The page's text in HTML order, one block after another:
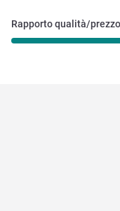
Rapporto qualità/prezzo